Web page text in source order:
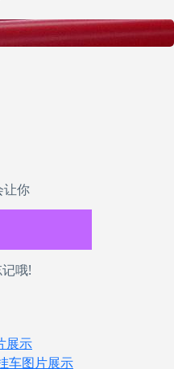
让你
哦!
展示
车图片展示